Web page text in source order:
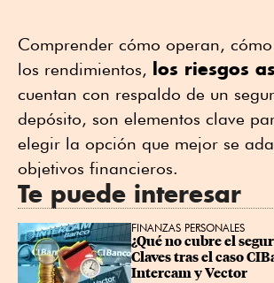
Comprender cómo operan,
los rendimientos, los riesgos
cuentan con respaldo de un
depósito, son elementos clave
elegir la opción que mejor se
objetivos financieros.
Te puede interesar
FINANZAS PERSONALES
¿Qué no cubre el
Claves tras el caso
Intercam y Vector